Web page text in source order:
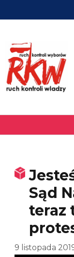
Sąd
teraz
9 listopada